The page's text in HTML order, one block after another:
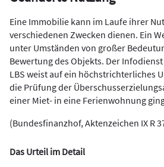
Eine Immobilie kann im Laufe ihrer
verschiedenen Zwecken dienen. Ein
unter Umständen von großer
Bewertung des Objekts. Der
LBS weist auf ein höchstrichterliches
die Prüfung der
einer Miet- in eine Ferienwohnung
(Bundesfinanzhof, Aktenzeichen IX R
Das Urteil im Detail